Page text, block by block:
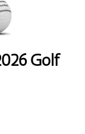
Golf